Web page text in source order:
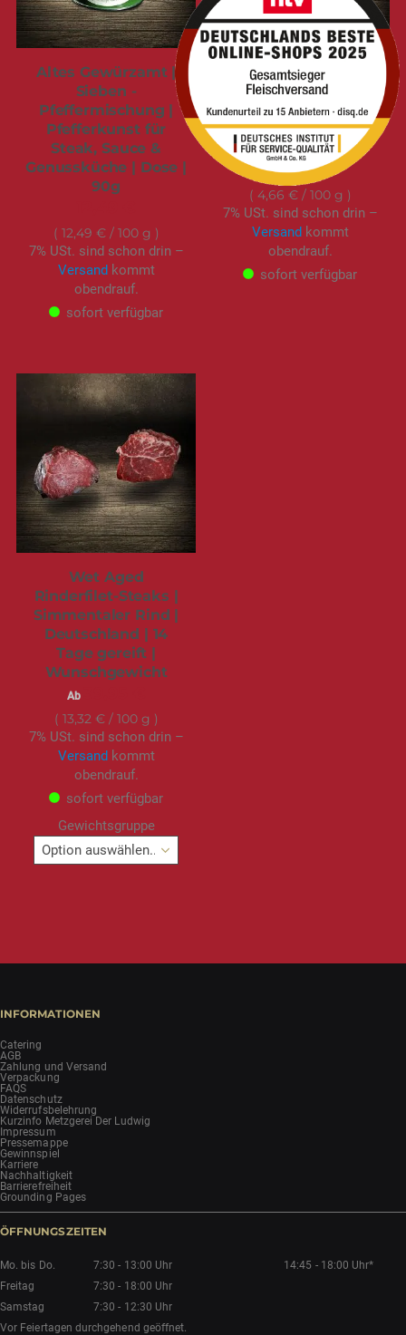
Altes Gewürzamt |
Sieben -
Pfeffermischung |
Pfefferkunst für
Steak, Sauce &
Genussküche | Dose |
90g
12,49 €/ 100 g
7% USt. sind schon drin –
Versand kommt
obendrauf.
sofort verfügbar
Australische Murray
River Gourmet Salt
Flakes | Finishersalz
für Steak & Genuss |
Beutel | 150g
6,99 €
4,66 €/ 100 g
7% USt. sind schon drin –
Versand kommt
obendrauf.
sofort verfügbar
Wet Aged
Rinderfilet-Steaks |
Simmentaler Rind |
Deutschland | 14
Tage gereift |
Wunschgewicht
Ab
13,32 €/ 100 g
7% USt. sind schon drin –
Versand kommt
obendrauf.
sofort verfügbar
Gewichtsgruppe
INFORMATIONEN
Catering
AGB
Zahlung und Versand
Verpackung
FAQS
Datenschutz
Widerrufsbelehrung
Kurzinfo Metzgerei Der Ludwig
Impressum
Pressemappe
Gewinnspiel
Karriere
Nachhaltigkeit
Barrierefreiheit
Grounding Pages
ÖFFNUNGSZEITEN
Mo. bis Do. 7:30 - 13:00 Uhr
14:45 - 18:00 Uhr*
Freitag
7:30 - 18:00 Uhr
Samstag
7:30 - 12:30 Uhr
Vor Feiertagen durchgehend geöffnet.